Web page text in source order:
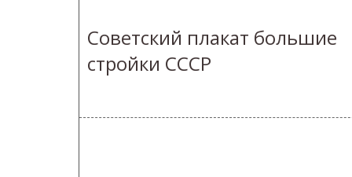
Советский плакат большие
стройки СССР